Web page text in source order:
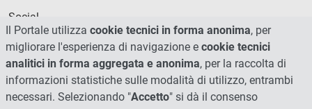
Social
Il Portale utilizza cookie tecnici in forma anonima, per
migliorare l'esperienza di navigazione e cookie tecnici
analitici in forma aggregata e anonima, per la raccolta di
informazioni statistiche sulle modalità di utilizzo, entrambi
necessari. Selezionando "Accetto" si dà il consenso